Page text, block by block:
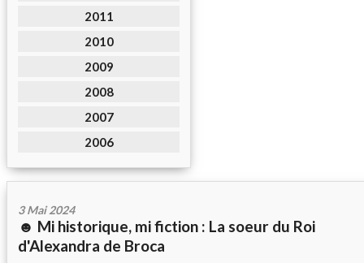
2011
2010
2009
2008
2007
2006
3 Mai 2024
☻ Mi historique, mi fiction : La soeur du Roi
d'Alexandra de Broca